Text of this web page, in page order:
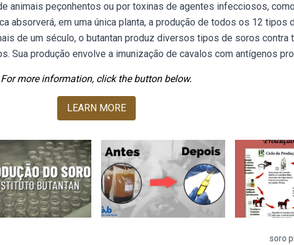
animais peçonhentos ou por toxinas de agentes infecciosos,
absorverá, em uma única planta, a produção de todos os 12 tipos
de um século, o butantan produz diversos tipos de soros contra
Sua produção envolve a imunização de cavalos com antígenos
For more information, click the button below.
LEARN MORE
soro